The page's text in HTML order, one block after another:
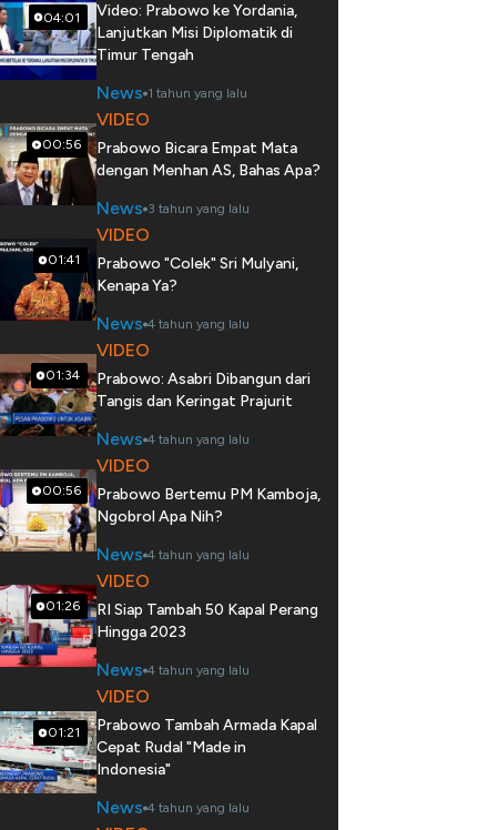
04:01
Video: Prabowo ke Yordania,
Lanjutkan Misi Diplomatik di
Timur Tengah
News 1 tahun yang lalu
00:56
VIDEO
Prabowo Bicara Empat Mata
dengan Menhan AS, Bahas Apa?
News 3 tahun yang lalu
01:41
VIDEO
Prabowo "Colek" Sri Mulyani,
Kenapa Ya?
News 4 tahun yang lalu
01:34
VIDEO
Prabowo: Asabri Dibangun dari
Tangis dan Keringat Prajurit
News 4 tahun yang lalu
00:56
VIDEO
Prabowo Bertemu PM Kamboja,
Ngobrol Apa Nih?
News 4 tahun yang lalu
01:26
VIDEO
RI Siap Tambah 50 Kapal Perang
Hingga 2023
News 4 tahun yang lalu
01:21
VIDEO
Prabowo Tambah Armada Kapal
Cepat Rudal "Made in
Indonesia"
News 4 tahun yang lalu